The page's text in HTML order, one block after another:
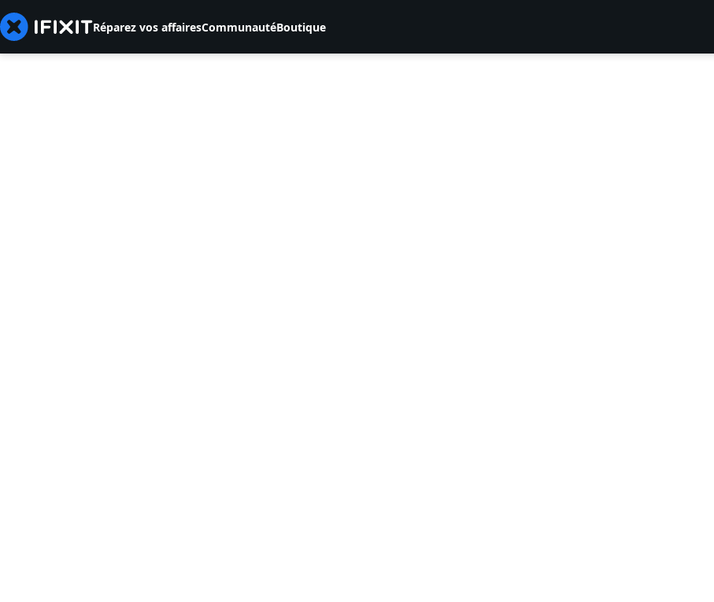
Réparez vos affairesCommunautéBoutique